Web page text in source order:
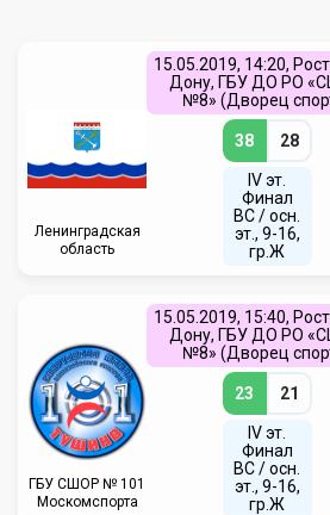
Ленинградская
область
15.05.2019, 14:20,
Дону, ГБУ ДО РО
№8» (Дворец
38 28
IV эт.
Финал
ВC / осн.
эт., 9-16,
гр.Ж
ГБУ CШОР № 101
Москомспорта
15.05.2019, 15:40,
Дону, ГБУ ДО РО
№8» (Дворец
23 21
IV эт.
Финал
ВC / осн.
эт., 9-16,
гр.Ж